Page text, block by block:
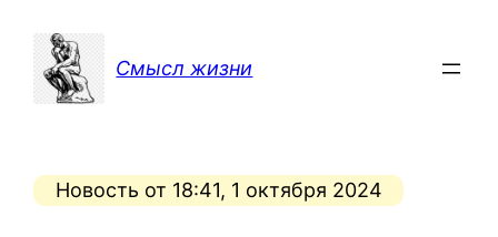
содержимому
Смысл жизни
Новость от 18:41, 1 октября 2024